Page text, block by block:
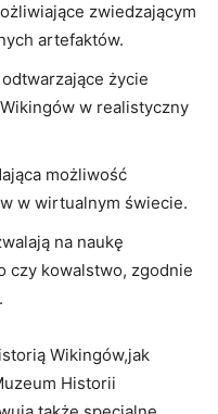
zwiedzającym
artefaktów.
życie
w realistyczny
możliwość
w wirtualnym świecie.
na naukę
czy kowalstwo, zgodnie
Wikingów,jak
Historii